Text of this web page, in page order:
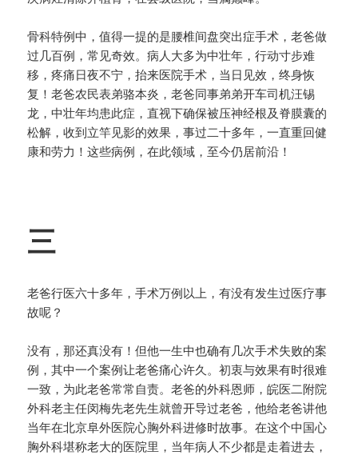
骨科特例中，值得一提的是腰椎间盘突出症手术，老爸做
过几百例，常见奇效。病人大多为中壮年，行动寸步难
移，疼痛日夜不宁，抬来医院手术，当日见效，终身恢
复！老爸农民表弟骆本炎，老爸同事弟弟开车司机汪锡
龙，中壮年均患此症，直视下确保被压神经根及脊膜囊的
松解，收到立竿见影的效果，事过二十多年，一直重回健
康和劳力！这些病例，在此领域，至今仍居前沿！
三
老爸行医六十多年，手术万例以上，有没有发生过医疗事
故呢？
没有，那还真没有！但他一生中也确有几次手术失败的案
例，其中一个案例让老爸痛心许久。初衷与效果有时很难
一致，为此老爸常常自责。老爸的外科恩师，皖医二附院
外科老主任闵梅先老先生就曾开导过老爸，他给老爸讲他
当年在北京阜外医院心胸外科进修时故事。在这个中国心
胸外科堪称老大的医院里，当年病人不少都是走着进去，